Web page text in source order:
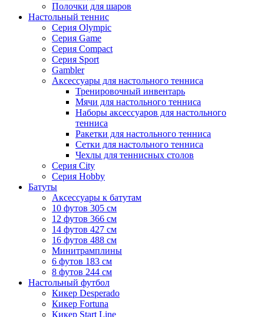
Полочки для шаров
Настольный теннис
Серия Olympic
Серия Game
Серия Compact
Серия Sport
Gambler
Аксессуары для настольного тенниса
Тренировочный инвентарь
Мячи для настольного тенниса
Наборы аксессуаров для настольного
тенниса
Ракетки для настольного тенниса
Сетки для настольного тенниса
Чехлы для теннисных столов
Серия City
Серия Hobby
Батуты
Аксессуары к батутам
10 футов 305 см
12 футов 366 см
14 футов 427 см
16 футов 488 см
Минитрамплины
6 футов 183 см
8 футов 244 см
Настольный футбол
Кикер Desperado
Кикер Fortuna
Кикер Start Line